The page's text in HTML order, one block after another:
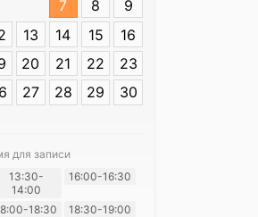
7 8
9
13 14 15
16
20 21 22
23
27 28 29 30
для записи
13:30-
14:00
16:00-16:30
18:30 18:30-19:00